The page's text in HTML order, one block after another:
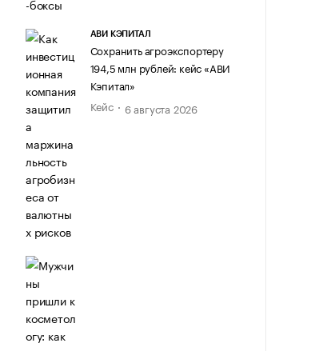
АВИ КЭПИТАЛ
Сохранить агроэкспортеру
194,5 млн рублей: кейс «АВИ
Кэпитал»
Кейс
6 августа 2026